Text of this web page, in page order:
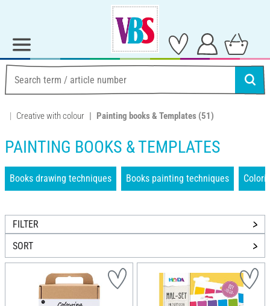
Creative with colour Painting books & Templates (51)
PAINTING BOOKS & TEMPLATES
Books drawing techniques Books painting techniques
FILTER
SORT